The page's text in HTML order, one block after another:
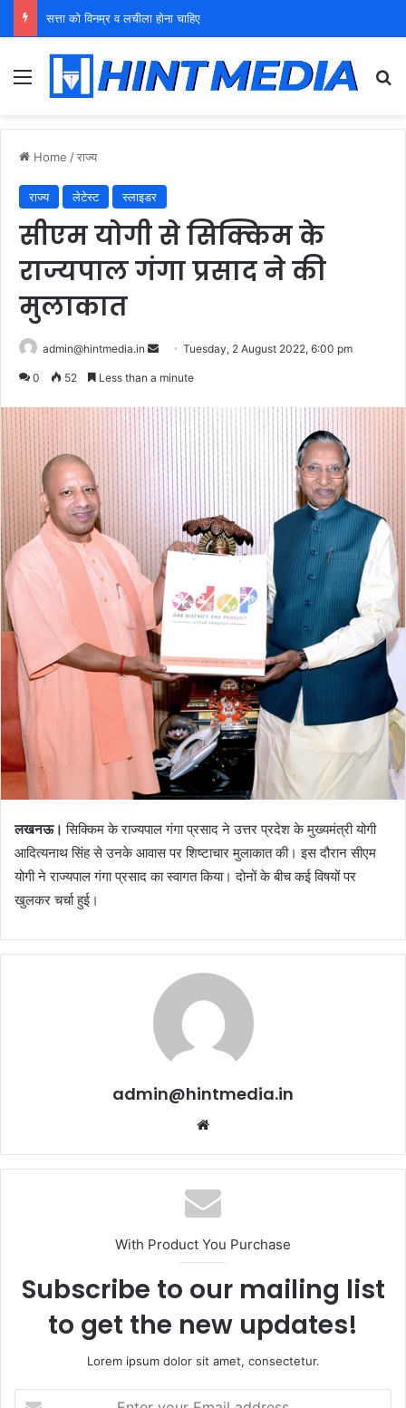
सत्ता को विनम्र व लचीला होना चाहिए
Menu
Home /राज्य
राज्य लेटेस्ट स्लाइडर
सीएम योगी से सिक्किम के
राज्यपाल गंगा प्रसाद ने की
मुलाकात
admin@hintmedia.in
SendTuesday, 2 August 2022, 6:00 pm
0 52 Less than a minute
लखनऊ।सिक्किम के राज्यपाल गंगा प्रसाद ने उत्तर प्रदेश के मुख्यमंत्री योगी
आदित्यनाथ सिंह से उनके आवास पर शिष्टाचार मुलाकात की। इस दौरान सीएम
योगी ने राज्यपाल गंगा प्रसाद का स्वागत किया। दोनों के बीच कई विषयों पर
खुलकर चर्चा हुई।
admin@hintmedia.in
With Product You Purchase
Subscribe to our mailing list
to get the new updates!
Lorem ipsum dolor sit amet, consectetur.